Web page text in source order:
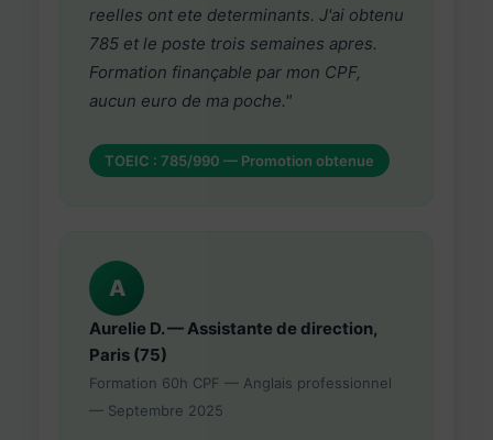
reelles ont ete determinants. J'ai obtenu
785 et le poste trois semaines apres.
Formation finançable par mon CPF,
aucun euro de ma poche."
TOEIC : 785/990 — Promotion obtenue
A
Aurelie D. — Assistante de direction,
Paris (75)
Formation 60h CPF — Anglais professionnel
— Septembre 2025